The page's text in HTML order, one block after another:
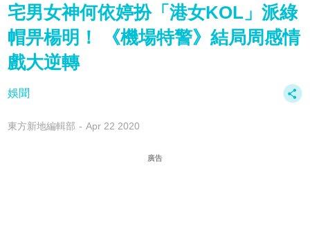
宅男女神何依婷扮「港女KOL」派綠
帽畀楊明！ 《機場特警》結局周感情
戲大逆轉
娛聞
東方新地編輯部 Apr 22 2020
廣告